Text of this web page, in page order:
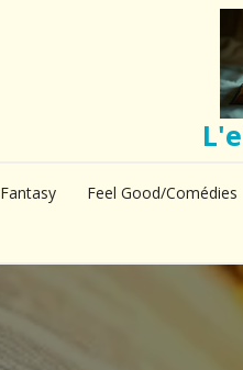
Fantasy Feel Good/Comédies